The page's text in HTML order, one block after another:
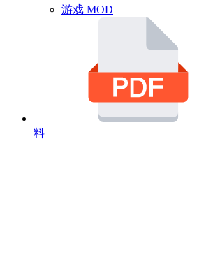
游戏 MOD
料